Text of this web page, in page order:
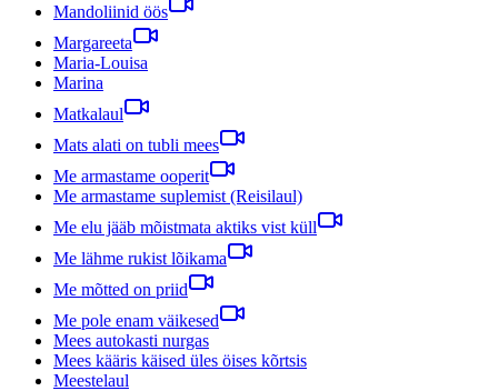
Mandoliinid öös
Margareeta
Maria-Louisa
Marina
Matkalaul
Mats alati on tubli mees
Me armastame ooperit
Me armastame suplemist (Reisilaul)
Me elu jääb mõistmata aktiks vist küll
Me lähme rukist lõikama
Me mõtted on priid
Me pole enam väikesed
Mees autokasti nurgas
Mees kääris käised üles öises kõrtsis
Meestelaul